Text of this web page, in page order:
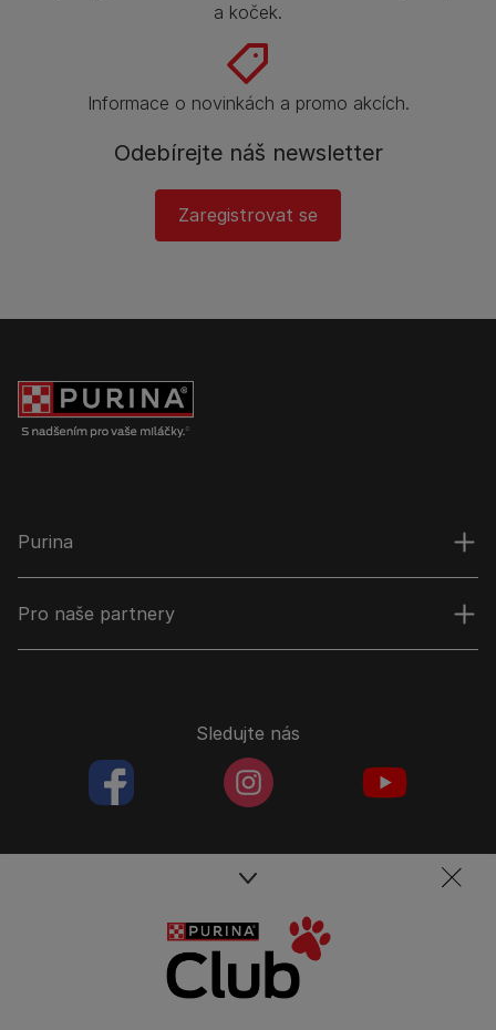
a koček.
Informace o novinkách a promo akcích.
Odebírejte náš newsletter
Zaregistrovat se
Purina
Pro naše partnery
Spojte se s týmem péče o domácí mazlíčky
Kontakt
Tel.: 800 135 135
Sledujte nás
facebookColoredinstagramColored